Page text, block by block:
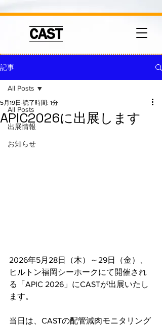
CAST
記事
All Posts
出展情報
お知らせ
All Posts
APIC2026に出展します
5月19日 読了時間: 1分
2026年5月28日（木）～29日（金）、
ヒルトン福岡シーホークにて開催され
る「APIC 2026」にCASTが出展いたし
ます。
当日は、CASTの配管減肉モニタリング